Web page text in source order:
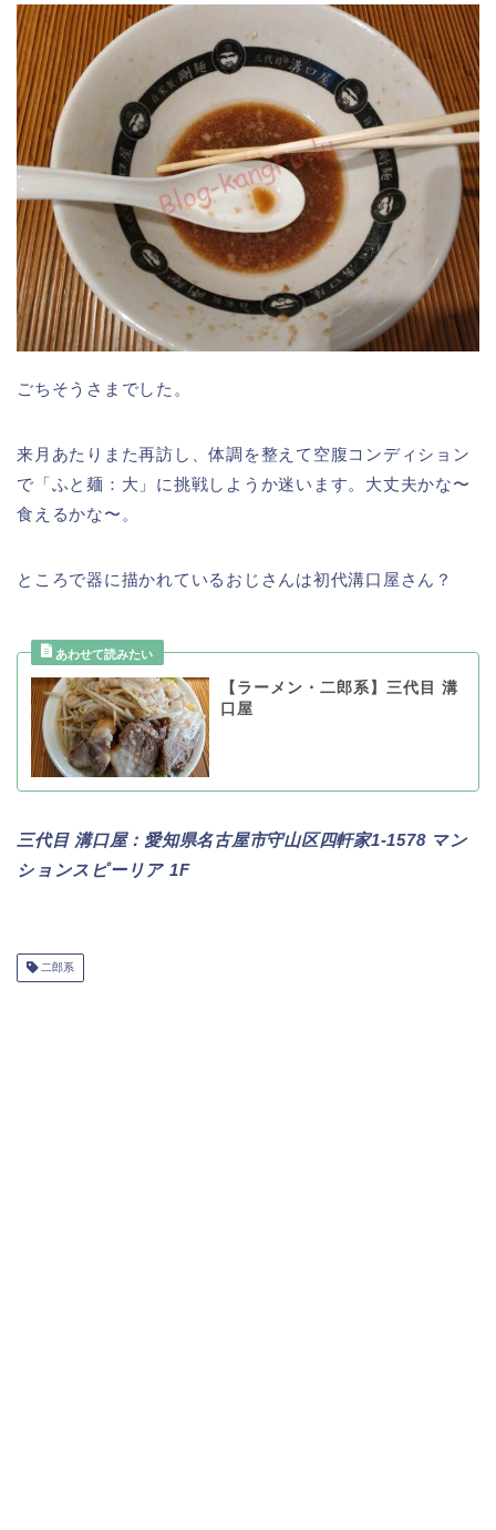
ごちそうさまでした。
来月あたりまた再訪し、体調を整えて空腹コンディション
で「ふと麺：大」に挑戦しようか迷います。大丈夫かな〜
食えるかな〜。
ところで器に描かれているおじさんは初代溝口屋さん？
【ラーメン・二郎系】三代目 溝
口屋
三代目 溝口屋：愛知県名古屋市守山区四軒家1-1578 マン
ションスピーリア 1F
二郎系